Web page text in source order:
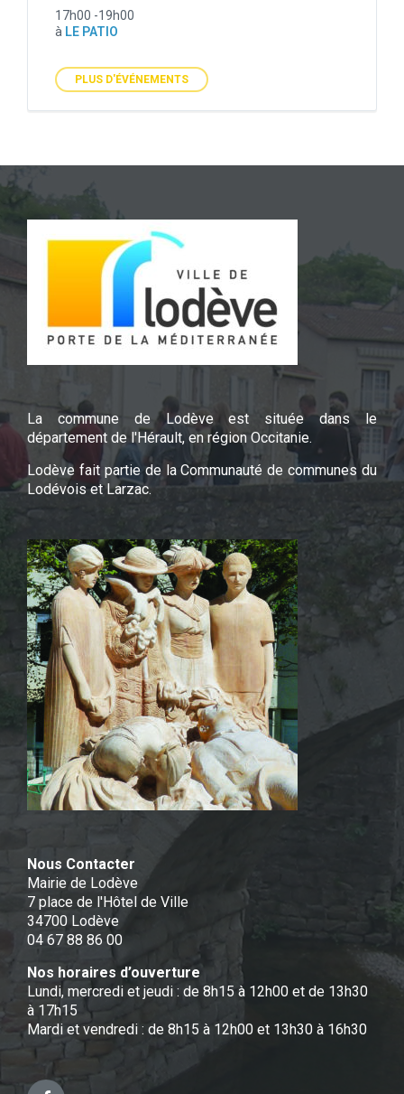
17h00 -19h00
à LE PATIO
PLUS D'ÉVÉNEMENTS
La commune de Lodève est située dans le
département de l'Hérault, en région Occitanie.
Lodève fait partie de la Communauté de communes du
Lodévois et Larzac.
Nous Contacter
Mairie de Lodève
7 place de l'Hôtel de Ville
34700 Lodève
04 67 88 86 00
Nos horaires d’ouverture
Lundi, mercredi et jeudi : de 8h15 à 12h00 et de 13h30
à 17h15
Mardi et vendredi : de 8h15 à 12h00 et 13h30 à 16h30